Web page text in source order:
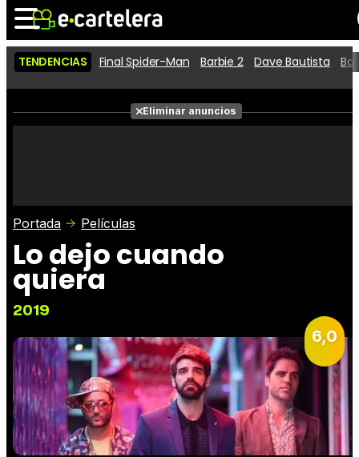
Noticias Cartelera
Películas
Críticas
TENDENCIAS Final Spider-Man Barbie 2 Dave Bautista
Eliminar anuncios
Portada Películas
Lo dejo cuando
quiera
2019
6,0